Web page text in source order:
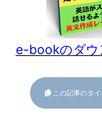
e-bookのダウ
この記事のタイ